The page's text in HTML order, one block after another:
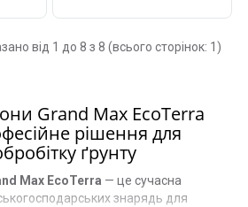
від 1 до 8 з 8 (всього сторінок: 1)
Grand Max EcoTerra
рішення для
ґрунту
Max EcoTerra — це сучасна
знарядь для